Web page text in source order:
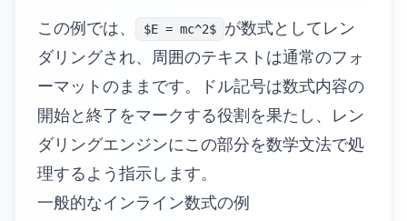
この例では、 $E = mc^2$
が数式としてレン
ダリングされ、周囲のテキストは通常のフォ
ーマットのままです。ドル記号は数式内容の
開始と終了をマークする役割を果たし、レン
ダリングエンジンにこの部分を数学文法で処
理するよう指示します。
一般的なインライン数式の例